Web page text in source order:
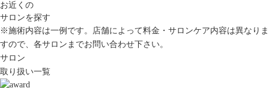
お近くの
サロンを探す
※施術内容は一例です。店舗によって料金・サロンケア内容は異なりま
すので、各サロンまでお問い合わせ下さい。
サロン
取り扱い一覧